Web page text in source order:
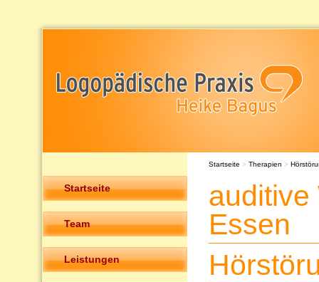
Startseite
Team
Leistungen
Startseite > Therapien >
auditive
Essen